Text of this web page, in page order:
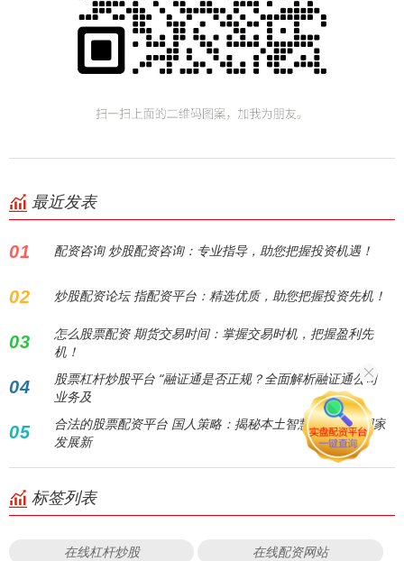
最近发表
01 配资咨询 炒股配资咨询：专业指导，助您把握投资机遇！
02 炒股配资论坛 指配资平台：精选优质，助您把握投资先机！
03
怎么股票配资 期货交易时间：掌握交易时机，把握盈利先
机！
04
股票杠杆炒股平台 “融证通是否正规？全面解析融证通公司
业务及
05
合法的股票配资平台 国人策略：揭秘本土智慧如何引领国家
发展新
标签列表
在线杠杆炒股 在线配资网站